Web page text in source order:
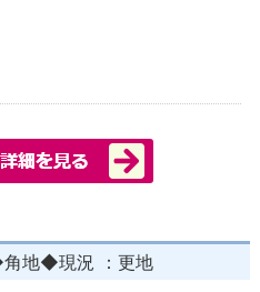
地◆現況 ：更地